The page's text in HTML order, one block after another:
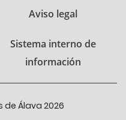
Aviso legal
Sistema interno de
información
de Álava 2026